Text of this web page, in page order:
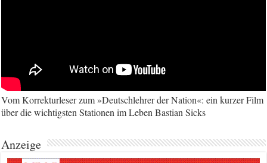
Vom Korrekturleser zum »Deutschlehrer der Nation«: ein kurzer Film
über die wichtigsten Stationen im Leben Bastian Sicks
Anzeige